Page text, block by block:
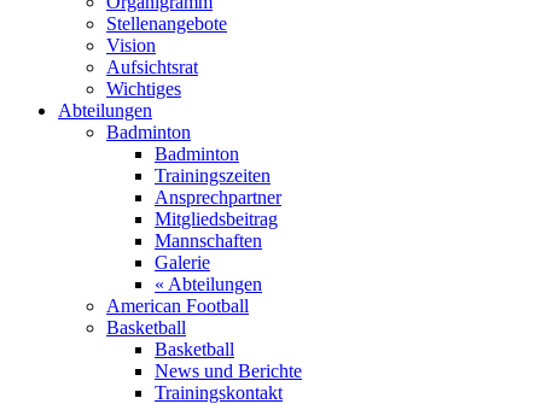
Stellenangebote
Vision
Aufsichtsrat
Wichtiges
Abteilungen
Badminton
Badminton
Trainingszeiten
Ansprechpartner
Mitgliedsbeitrag
Mannschaften
Galerie
« Abteilungen
American Football
Basketball
Basketball
News und Berichte
Trainingskontakt